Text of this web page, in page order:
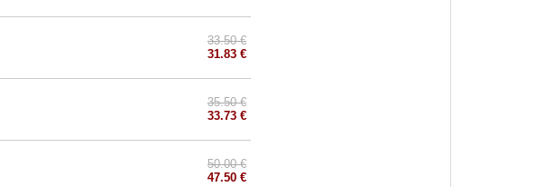
33.50 €
31.83 €
35.50 €
33.73 €
50.00 €
47.50 €